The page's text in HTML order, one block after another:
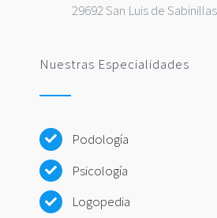
29692 San Luis de
Nuestras Especialidades
Podología
Psicología
Logopedia